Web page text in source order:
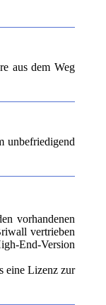
aus dem Weg
unbefriedigend
vorhandenen
vertrieben
End-Version
eine Lizenz zur